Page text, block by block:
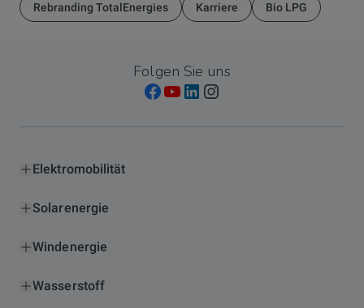
Rebranding TotalEnergies Karriere Bio LPG
Folgen Sie uns
Elektromobilität
Solarenergie
Windenergie
Wasserstoff